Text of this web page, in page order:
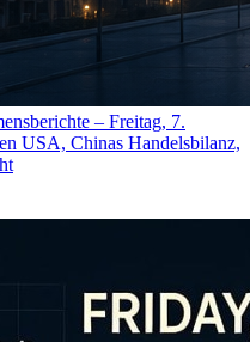
– Freitag, 7.
USA, Chinas Handelsbilanz,